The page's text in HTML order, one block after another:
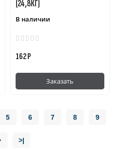
(24,8КГ)
В наличии
162 Р
Заказать
5 6 7 8 9
>|